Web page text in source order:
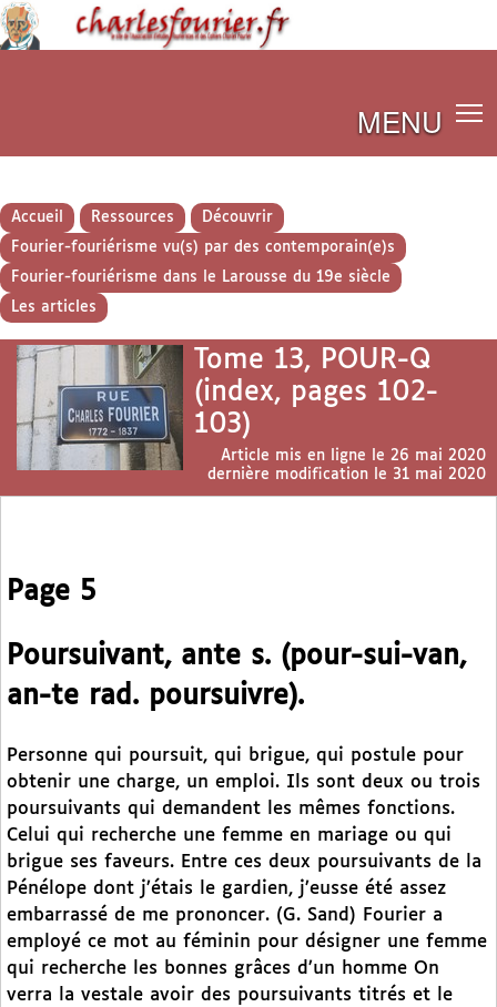
MENU
Accueil Ressources
Découvrir
Fourier-fouriérisme vu(s) par des contemporain(e)s
Fourier-fouriérisme dans le Larousse du 19e siècle
Les articles
Tome 13, POUR-Q
(index, pages 102-
103)
Article mis en ligne le 26 mai 2020
dernière modification le 31 mai 2020
Page 5
Poursuivant, ante s. (pour-sui-van,
an-te rad. poursuivre).
Personne qui poursuit, qui brigue, qui postule pour
obtenir une charge, un emploi. Ils sont deux ou trois
poursuivants qui demandent les mêmes fonctions.
Celui qui recherche une femme en mariage ou qui
brigue ses faveurs. Entre ces deux poursuivants de la
Pénélope dont j’étais le gardien, j’eusse été assez
embarrassé de me prononcer. (G. Sand) Fourier a
employé ce mot au féminin pour désigner une femme
qui recherche les bonnes grâces d’un homme On
verra la vestale avoir des poursuivants titrés et le